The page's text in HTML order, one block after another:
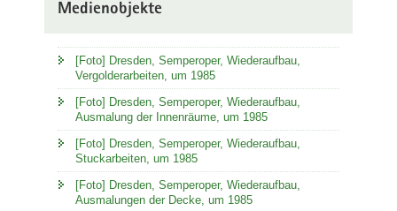
Medienobjekte
[Foto] Dresden, Semperoper, Wiederaufbau,
Vergolderarbeiten, um 1985
[Foto] Dresden, Semperoper, Wiederaufbau,
Ausmalung der Innenräume, um 1985
[Foto] Dresden, Semperoper, Wiederaufbau,
Stuckarbeiten, um 1985
[Foto] Dresden, Semperoper, Wiederaufbau,
Ausmalungen der Decke, um 1985